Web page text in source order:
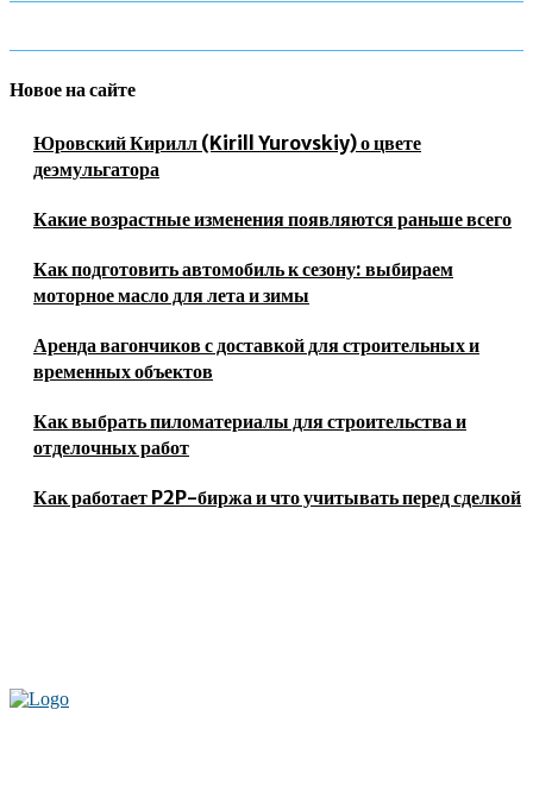
Новое на сайте
Юровский Кирилл (Kirill Yurovskiy) о цвете
деэмульгатора
Какие возрастные изменения появляются раньше всего
Как подготовить автомобиль к сезону: выбираем
моторное масло для лета и зимы
Аренда вагончиков с доставкой для строительных и
временных объектов
Как выбрать пиломатериалы для строительства и
отделочных работ
Как работает P2P-биржа и что учитывать перед сделкой